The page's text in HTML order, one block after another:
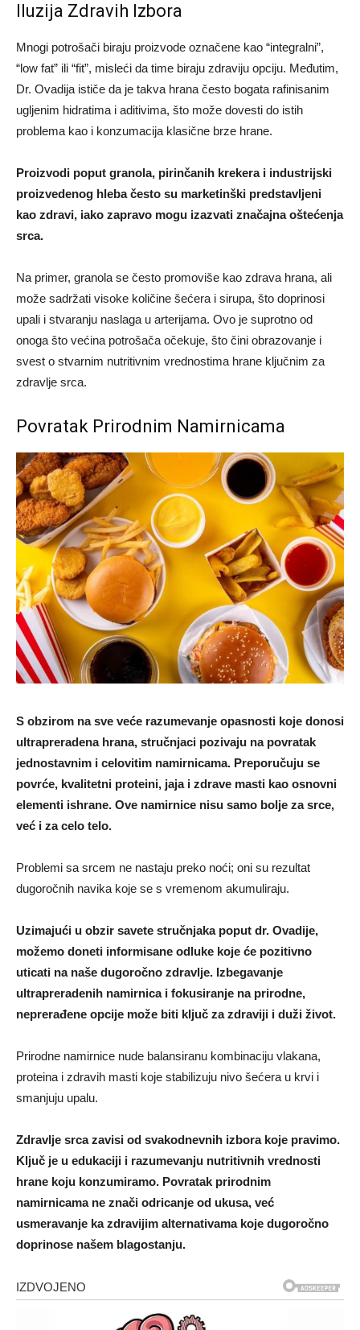
Iluzija Zdravih Izbora
Mnogi potrošači biraju proizvode označene kao “integralni”,
“low fat” ili “fit”, misleći da time biraju zdraviju opciju. Međutim,
Dr. Ovadija ističe da je takva hrana često bogata rafinisanim
ugljenim hidratima i aditivima, što može dovesti do istih
problema kao i konzumacija klasične brze hrane.
Proizvodi poput granola, pirinčanih krekera i industrijski
proizvedenog hleba često su marketinški predstavljeni
kao zdravi, iako zapravo mogu izazvati značajna oštećenja
srca.
Na primer, granola se često promoviše kao zdrava hrana, ali
može sadržati visoke količine šećera i sirupa, što doprinosi
upali i stvaranju naslaga u arterijama. Ovo je suprotno od
onoga što većina potrošača očekuje, što čini obrazovanje i
svest o stvarnim nutritivnim vrednostima hrane ključnim za
zdravlje srca.
Povratak Prirodnim Namirnicama
S obzirom na sve veće razumevanje opasnosti koje donosi
ultrapreradena hrana, stručnjaci pozivaju na povratak
jednostavnim i celovitim namirnicama. Preporučuju se
povrće, kvalitetni proteini, jaja i zdrave masti kao osnovni
elementi ishrane. Ove namirnice nisu samo bolje za srce,
već i za celo telo.
Problemi sa srcem ne nastaju preko noći; oni su rezultat
dugoročnih navika koje se s vremenom akumuliraju.
Uzimajući u obzir savete stručnjaka poput dr. Ovadije,
možemo doneti informisane odluke koje će pozitivno
uticati na naše dugoročno zdravlje. Izbegavanje
ultrapreradenih namirnica i fokusiranje na prirodne,
neprerađene opcije može biti ključ za zdraviji i duži život.
Prirodne namirnice nude balansiranu kombinaciju vlakana,
proteina i zdravih masti koje stabilizuju nivo šećera u krvi i
smanjuju upalu.
Zdravlje srca zavisi od svakodnevnih izbora koje pravimo.
Ključ je u edukaciji i razumevanju nutritivnih vrednosti
hrane koju konzumiramo. Povratak prirodnim
namirnicama ne znači odricanje od ukusa, već
usmeravanje ka zdravijim alternativama koje dugoročno
doprinose našem blagostanju.